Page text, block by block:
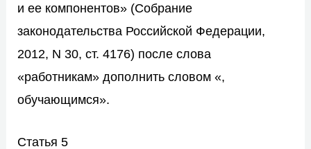
и ее компонентов» (Собрание
законодательства Российской Федерации,
2012, N 30, ст. 4176) после слова
«работникам» дополнить словом «,
обучающимся».
Статья 5